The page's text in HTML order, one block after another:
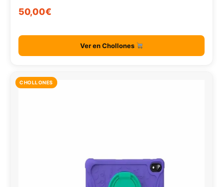
50,00€
Ver en Chollones
CHOLLONES